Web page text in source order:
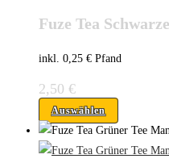
Fuze Tea
inkl. 0,25 € Pfand
2,50 €
Auswählen